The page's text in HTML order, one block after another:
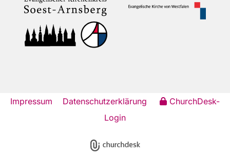
Impressum Datenschutzerklärung
ChurchDesk-
Login